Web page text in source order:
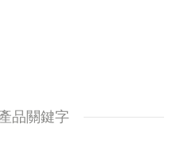
品關鍵字